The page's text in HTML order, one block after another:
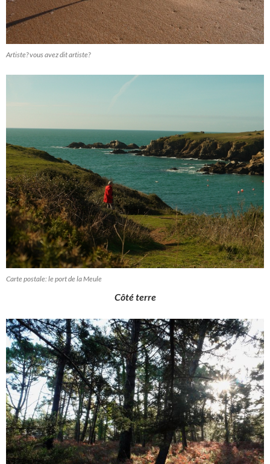
Artiste? vous avez dit artiste?
Carte postale: le port de la Meule
Côté terre